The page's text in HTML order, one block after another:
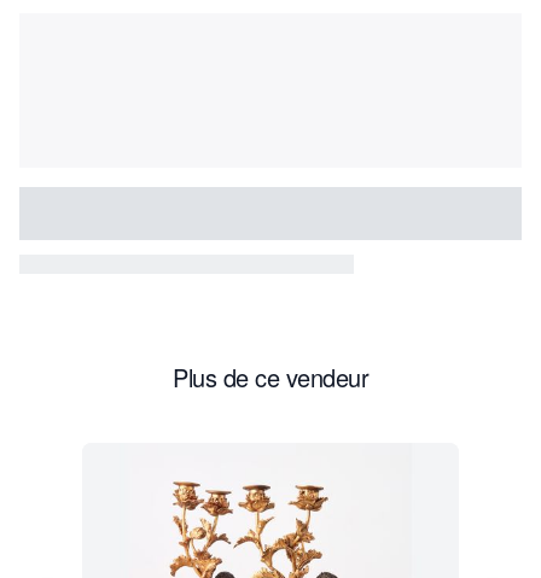
Plus de ce vendeur